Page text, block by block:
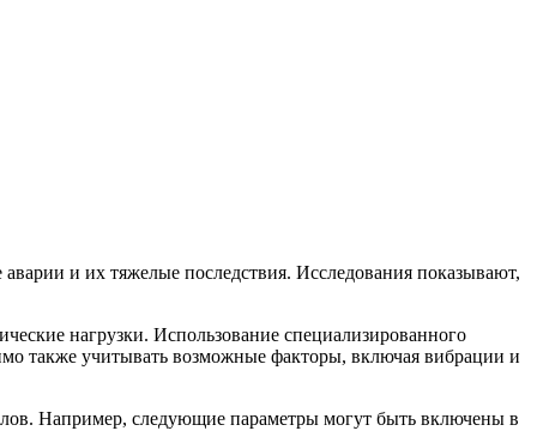
и их тяжелые последствия. Исследования показывают,
нагрузки. Использование специализированного
также учитывать возможные факторы, включая вибрации и
Например, следующие параметры могут быть включены в